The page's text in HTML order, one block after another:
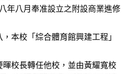
年八月奉准設立之附設商業進修
本校「綜合體育館興建工程」
校長轉任他校，並由黃耀寬校